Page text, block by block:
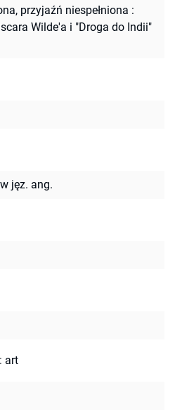
przyjaźń niespełniona :
Wilde'a i "Droga do Indii"
jęz. ang.
: art